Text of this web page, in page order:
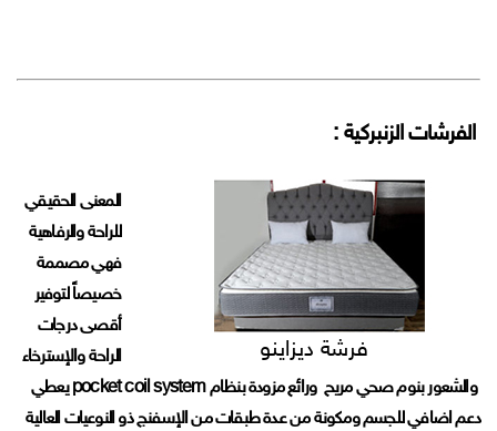
الفرشات الزنبركية :
فرشة ديزاينو
المعنى الحقيقي
للراحة والرفاهية
فهي مصممة
خصيصاً لتوفير
أقصى درجات
الراحة والإسترخاء
والشعور بنوم صحي مريح ورائع مزودة بنظام pocket coil system يعطي
دعم اضافي للجسم ومكونة من عدة طبقات من الإسفنج ذو النوعيات العالية